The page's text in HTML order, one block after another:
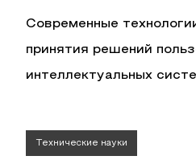
Современные
принятия решений
интеллектуальных
Технические науки